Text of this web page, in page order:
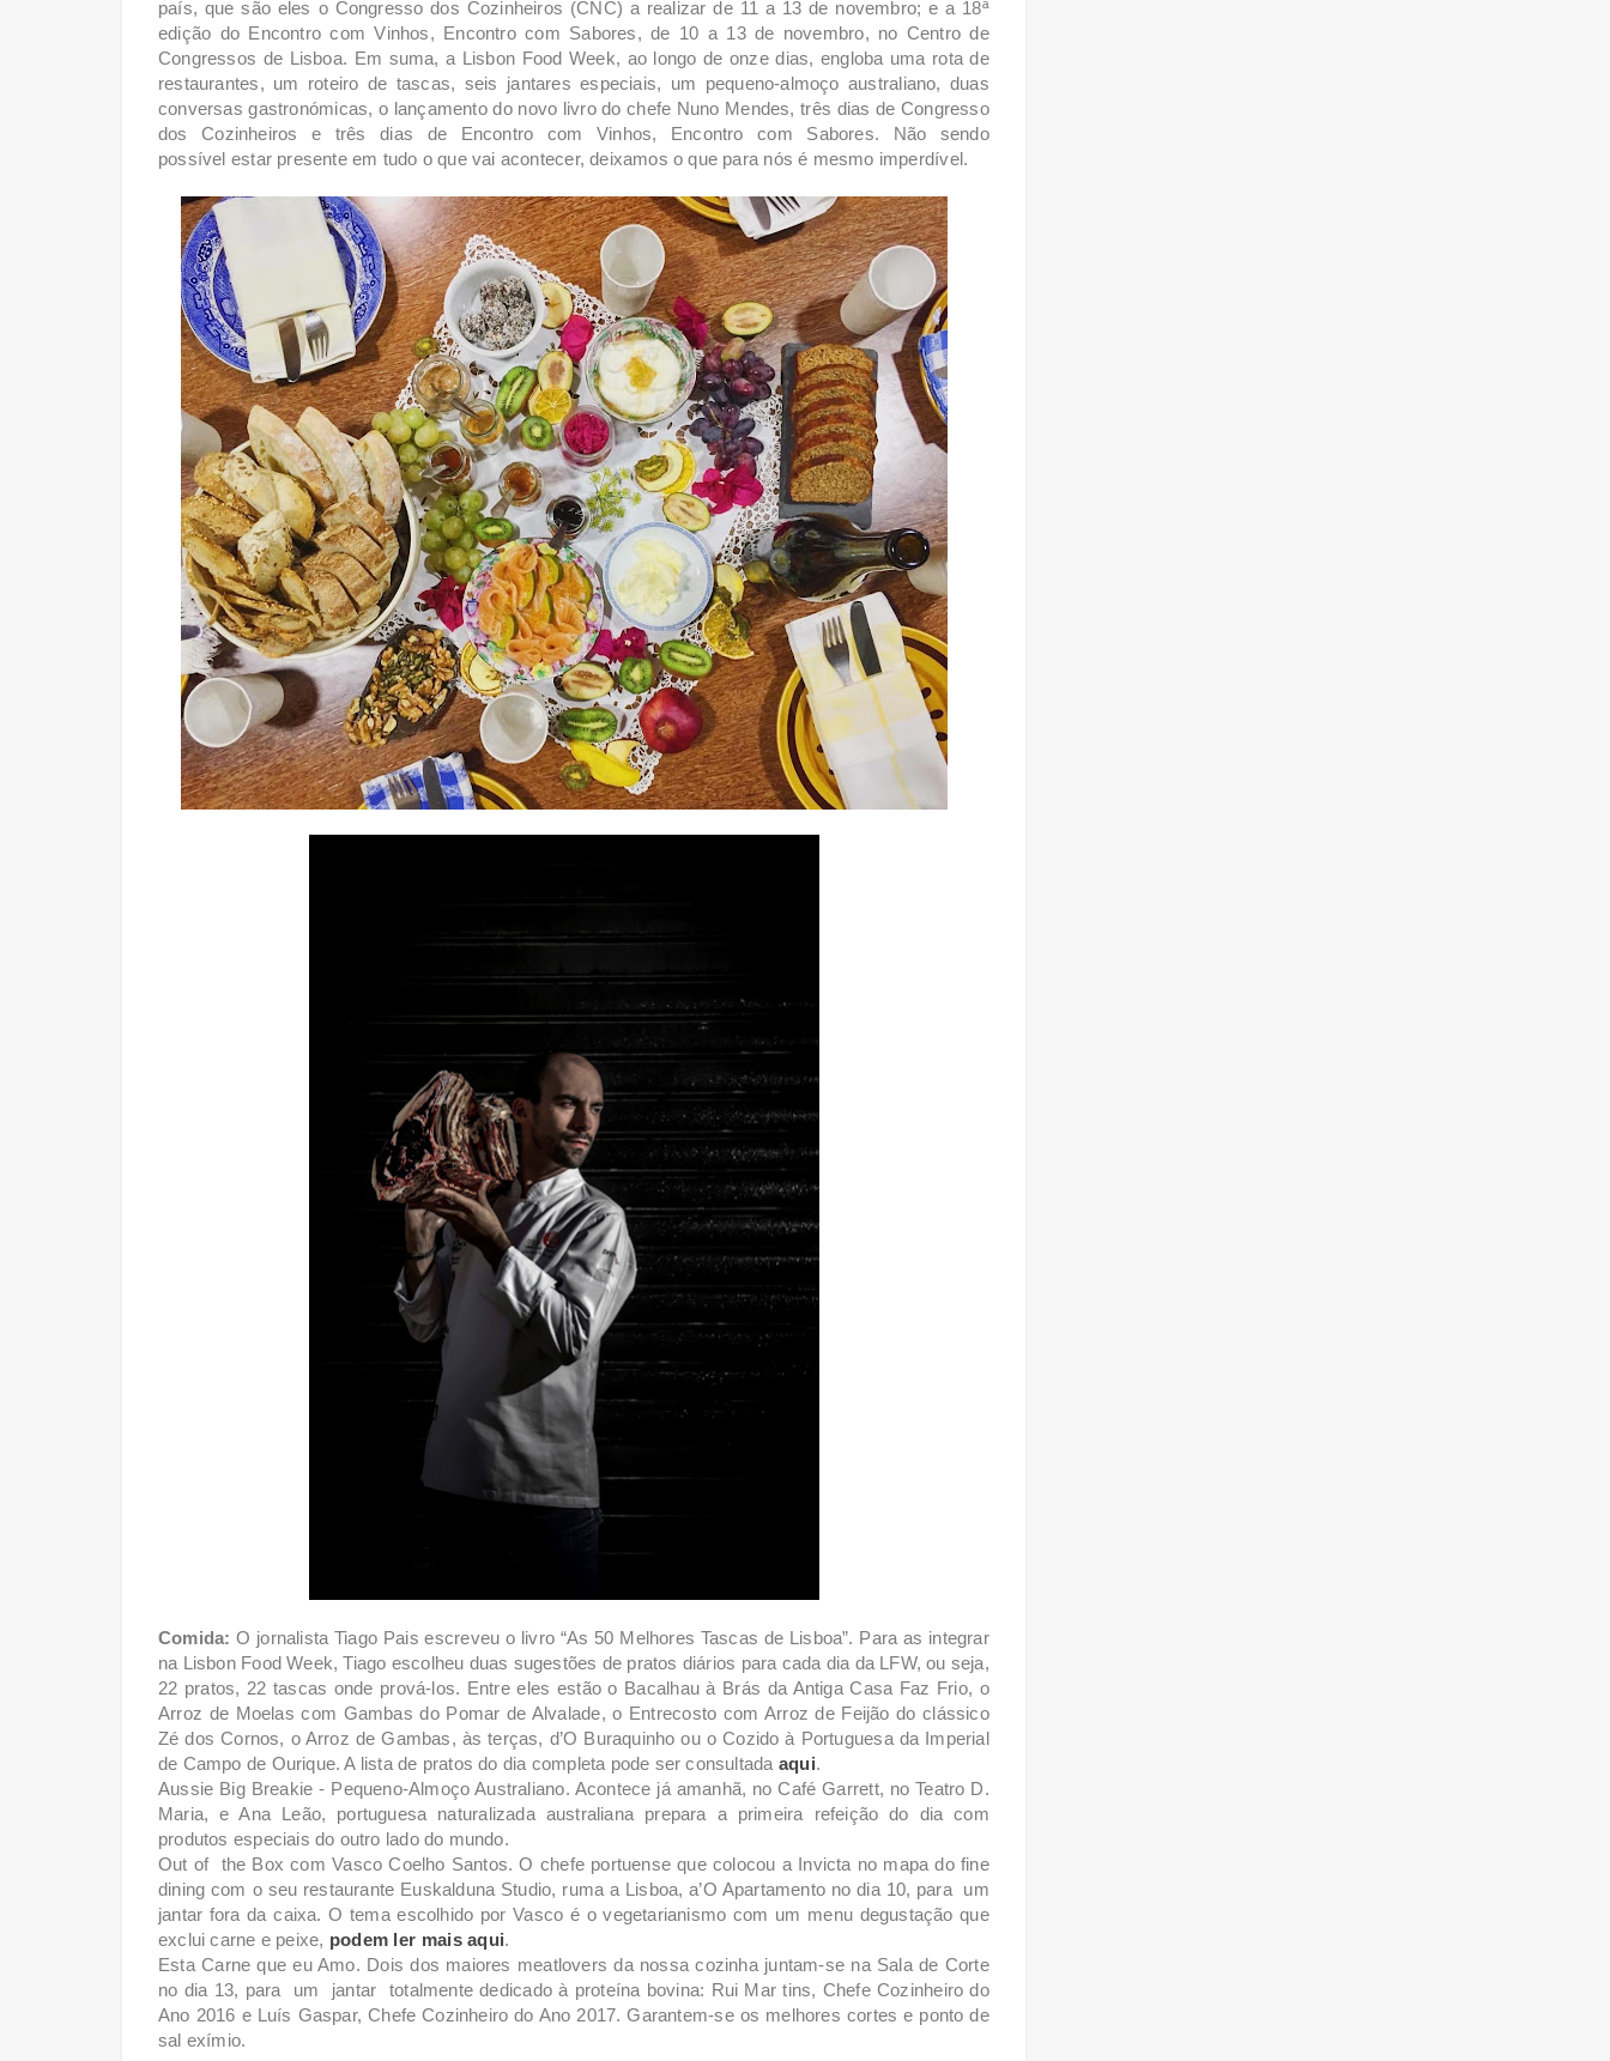
país, que são eles o Congresso dos Cozinheiros (CNC) a realizar de 11 a 13 de novembro; e a 18ª
edição do Encontro com Vinhos, Encontro com Sabores, de 10 a 13 de novembro, no Centro de
Congressos de Lisboa. Em suma, a Lisbon Food Week, ao longo de onze dias, engloba uma rota de
restaurantes, um roteiro de tascas, seis jantares especiais, um pequeno-almoço australiano, duas
conversas gastronómicas, o lançamento do novo livro do chefe Nuno Mendes, três dias de Congresso
dos Cozinheiros e três dias de Encontro com Vinhos, Encontro com Sabores. Não sendo
possível estar presente em tudo o que vai acontecer, deixamos o que para nós é mesmo imperdível.
Comida:O jornalista Tiago Pais escreveu o livro “As 50 Melhores Tascas de Lisboa”. Para as integrar
na Lisbon Food Week, Tiago escolheu duas sugestões de pratos diários para cada dia da LFW, ou seja,
22 pratos, 22 tascas onde prová-los. Entre eles estão o Bacalhau à Brás da Antiga Casa Faz Frio, o
Arroz de Moelas com Gambas do Pomar de Alvalade, o Entrecosto com Arroz de Feijão do clássico
Zé dos Cornos, o Arroz de Gambas, às terças, d’O Buraquinho ou o Cozido à Portuguesa da Imperial
de Campo de Ourique. A lista de pratos do dia completa pode ser consultada aqui.
Aussie Big Breakie - Pequeno-Almoço Australiano. Acontece já amanhã, no Café Garrett, no Teatro D.
Maria, e Ana Leão, portuguesa naturalizada australiana prepara a primeira refeição do dia com
produtos especiais do outro lado do mundo.
Out of the Box com Vasco Coelho Santos. O chefe portuense que colocou a Invicta no mapa do fine
dining com o seu restaurante Euskalduna Studio, ruma a Lisboa, a’O Apartamento no dia 10, para um
jantar fora da caixa. O tema escolhido por Vasco é o vegetarianismo com um menu degustação que
exclui carne e peixe, podem ler mais aqui.
Esta Carne que eu Amo. Dois dos maiores meatlovers da nossa cozinha juntam-se na Sala de Corte
no dia 13, para um jantar totalmente dedicado à proteína bovina: Rui Mar tins, Chefe Cozinheiro do
Ano 2016 e Luís Gaspar, Chefe Cozinheiro do Ano 2017. Garantem-se os melhores cortes e ponto de
sal exímio.